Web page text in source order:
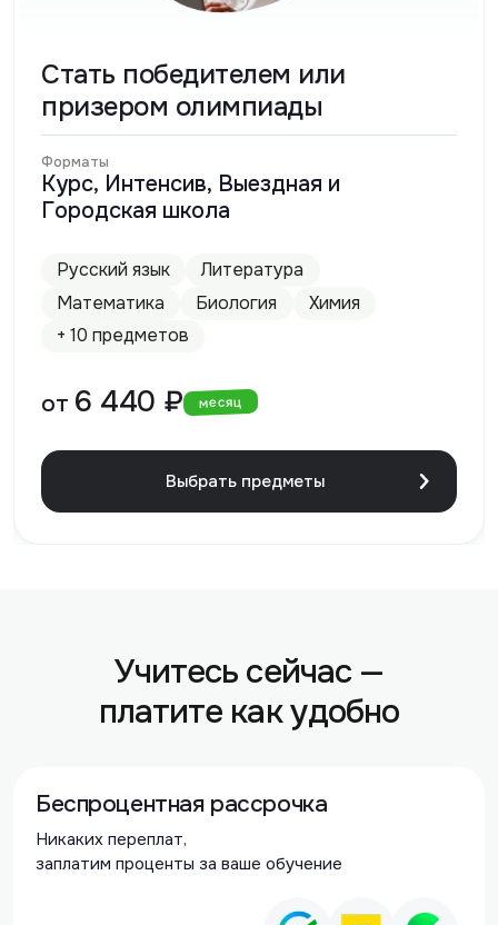
Стать победителем или
призером олимпиады
Форматы
Курс, Интенсив, Выездная и
Городская школа
Русский язык
Литература
Математика
Биология
Химия
+ 10 предметов
от 6 440 ₽ месяц
Выбрать предметы
Учитесь сейчас —
платите как удобно
Беспроцентная рассрочка
Никаких переплат,
заплатим проценты за ваше обучение